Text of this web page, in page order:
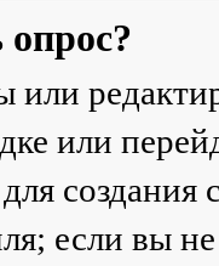
или
или
создания
если вы